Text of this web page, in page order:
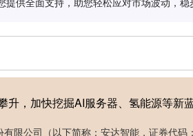
升，加快挖掘AI服务器、氢能源等新
限公司（以下简称：安达智能，证券代码